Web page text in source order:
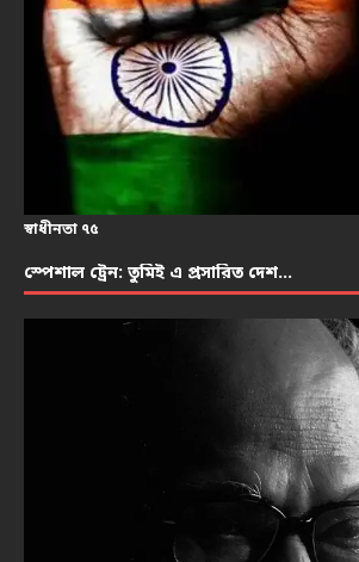
স্বাধীনতা ৭৫
স্পেশাল ট্রেন: তুমিই এ প্রসারিত দেশ…